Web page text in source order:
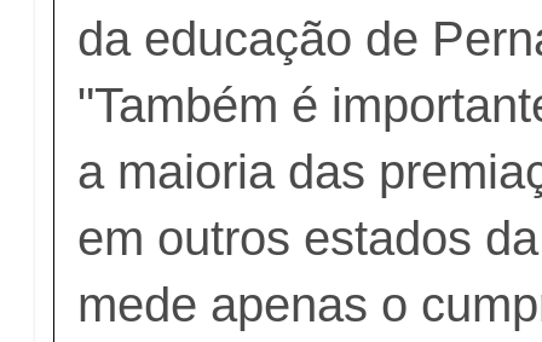
da educação de
"Também é
a maioria das
em outros estados
mede apenas o